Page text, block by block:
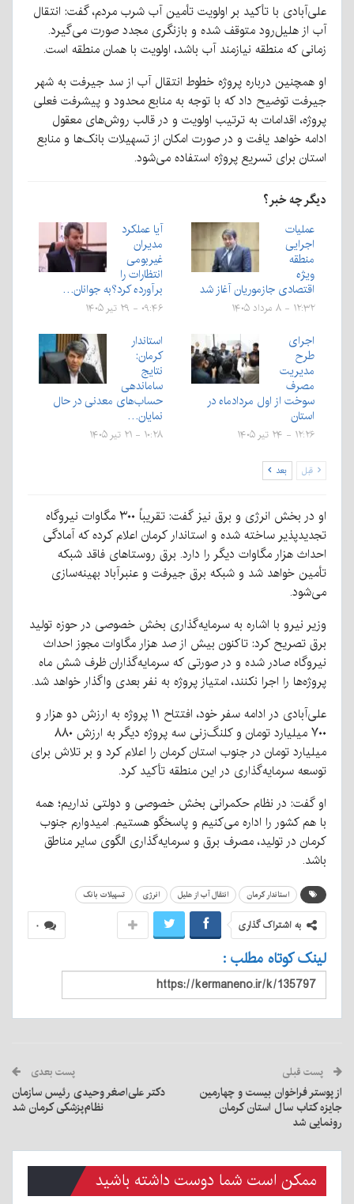
علی‌آبادی با تأکید بر اولویت تأمین آب شرب مردم، گفت: انتقال
آب از هلیل‌رود متوقف شده و بازنگری مجدد صورت می‌گیرد.
زمانی که منطقه نیازمند آب باشد، اولویت با همان منطقه است.
او همچنین درباره پروژه خطوط انتقال آب از سد جیرفت به شهر
جیرفت توضیح داد که با توجه به منابع محدود و پیشرفت فعلی
پروژه، اقدامات به ترتیب اولویت و در قالب روش‌های معقول
ادامه خواهد یافت و در صورت امکان از تسهیلات بانک‌ها و منابع
استان برای تسریع پروژه استفاده می‌شود.
دیگر چه خبر؟
عملیات
اجرایی
منطقه
ویژه
اقتصادی جازموریان آغاز شد
۱۲:۳۲ - ۸ مرداد ۱۴۰۵
آیا عملکرد
مدیران
غیربومی
انتظارات را
برآورده کرد؟به جوانان…
۰۹:۴۶ - ۲۹ تیر ۱۴۰۵
اجرای
طرح
مدیریت
مصرف
سوخت از اول مردادماه در
استان
۱۲:۲۶ - ۲۴ تیر ۱۴۰۵
استاندار
کرمان:
نتایج
ساماندهی
حساب‌های معدنی در حال
نمایان…
۱۰:۲۸ - ۲۱ تیر ۱۴۰۵
قبل بعد
او در بخش انرژی و برق نیز گفت: تقریباً ۳۰۰ مگاوات نیروگاه
تجدیدپذیر ساخته شده و استاندار کرمان اعلام کرده که آمادگی
احداث هزار مگاوات دیگر را دارد. برق روستاهای فاقد شبکه
تأمین خواهد شد و شبکه برق جیرفت و عنبرآباد بهینه‌سازی
می‌شود.
وزیر نیرو با اشاره به سرمایه‌گذاری بخش خصوصی در حوزه تولید
برق تصریح کرد: تاکنون بیش از صد هزار مگاوات مجوز احداث
نیروگاه صادر شده و در صورتی که سرمایه‌گذاران ظرف شش ماه
پروژه‌ها را اجرا نکنند، امتیاز پروژه به نفر بعدی واگذار خواهد شد.
علی‌آبادی در ادامه سفر خود، افتتاح ۱۱ پروژه به ارزش دو هزار و
۷۰۰ میلیارد تومان و کلنگ‌زنی سه پروژه دیگر به ارزش ۸۸۰
میلیارد تومان در جنوب استان کرمان را اعلام کرد و بر تلاش برای
توسعه سرمایه‌گذاری در این منطقه تأکید کرد.
او گفت: در نظام حکمرانی بخش خصوصی و دولتی نداریم؛ همه
با هم کشور را اداره می‌کنیم و پاسخگو هستیم. امیدوارم جنوب
کرمان در تولید، مصرف برق و سرمایه‌گذاری الگوی سایر مناطق
باشد.
استاندار کرمان انتقال آب از هلیل انرژی تسهیلات بانک
۰ به اشتراک گذاری
لینک کوتاه مطلب :
پست قبلی
از پوستر فراخوان بیست و چهارمین
جایزه کتاب سال استان کرمان
رونمایی شد
پست بعدی
دکتر علی‌اصغر وحیدی رئیس سازمان
نظام‌پزشکی کرمان شد
ممکن است شما دوست داشته باشید